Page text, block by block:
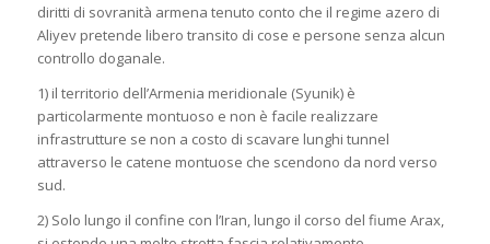
diritti di sovranità armena tenuto conto che il regime azero di
Aliyev pretende libero transito di cose e persone senza alcun
controllo doganale.
1) il territorio dell’Armenia meridionale (Syunik) è
particolarmente montuoso e non è facile realizzare
infrastrutture se non a costo di scavare lunghi tunnel
attraverso le catene montuose che scendono da nord verso
sud.
2) Solo lungo il confine con l’Iran, lungo il corso del fiume Arax,